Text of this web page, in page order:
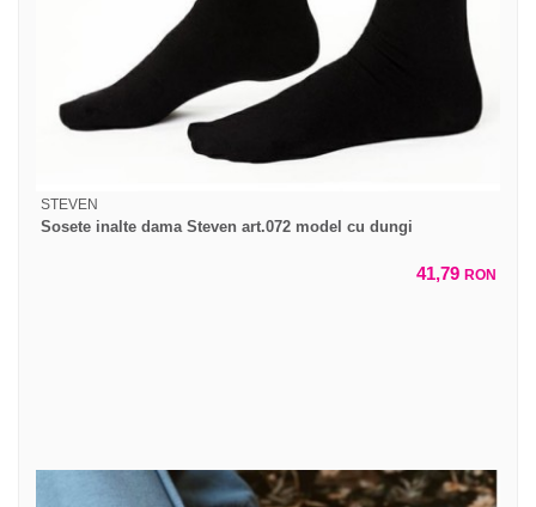
STEVEN
Sosete inalte dama Steven art.072 model cu dungi
41,79 RON